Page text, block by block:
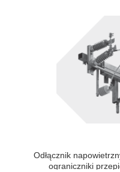
Odłącznik
ograniczniki